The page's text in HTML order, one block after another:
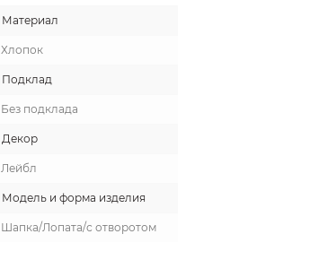
Материал
Хлопок
Подклад
Без подклада
Декор
Лейбл
Модель и форма изделия
Шапка/Лопата/с отворотом